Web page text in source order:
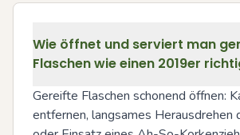
Wie öffnet und serviert man
Flaschen wie einen 2019er
Gereifte Flaschen schonend öffnen:
entfernen, langsames Herausdrehen